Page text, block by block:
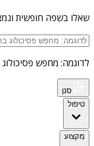
שאלו בשפה חופשית
לדוגמה: מחפש
סנן
טיפול
מקצוע